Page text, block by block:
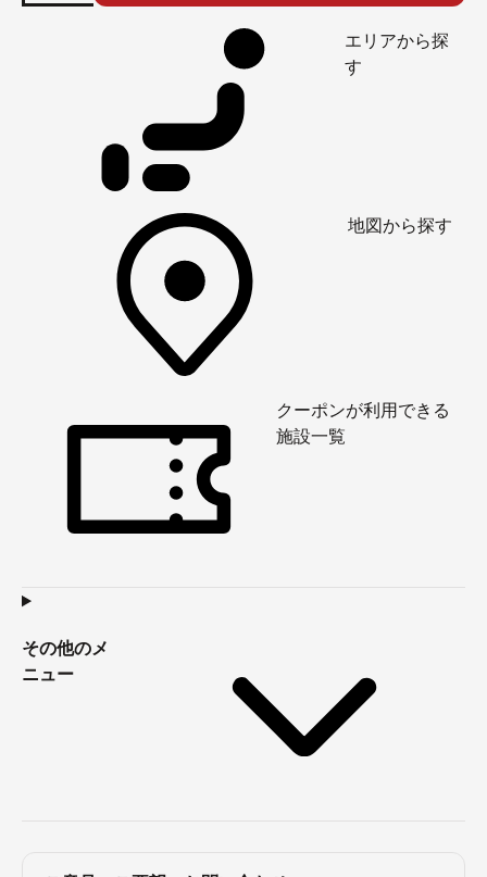
エリアから探
す
地図から探す
クーポンが利用できる
施設一覧
その他のメ
ニュー